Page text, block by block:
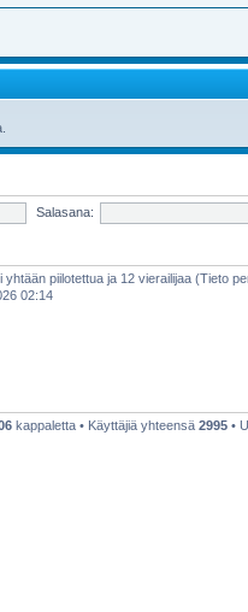
Salasana:
piilotettua ja 12 vierailijaa (Tieto
02:14
kappaletta • Käyttäjiä yhteensä 2995 •